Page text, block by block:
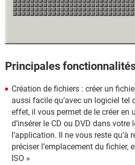
Principales
Création de fichiers : créer un
aussi facile qu’avec un logiciel tel
effet, il vous permet de le créer en
d’insérer le CD ou DVD dans votre
l’application. Il ne vous reste qu’à
préciser l’emplacement du fichier,
ISO »